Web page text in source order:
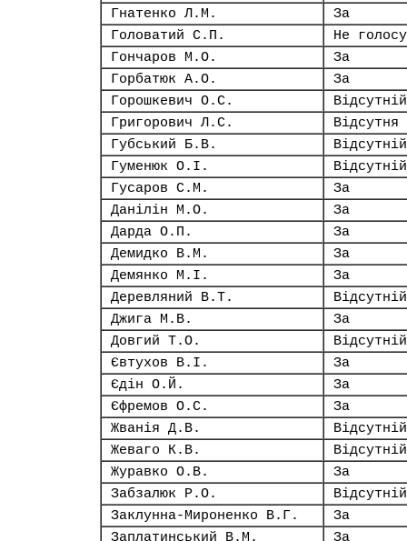
Гнатенко Л.М.
За
Головатий С.П.
Не
Гончаров М.О.
За
Горбатюк А.О.
За
Горошкевич О.С.
Відсутній
Григорович Л.С.
Відсутня
Губський Б.В.
Відсутній
Гуменюк О.І.
Відсутній
Гусаров С.М.
За
Данілін М.О.
За
Дарда О.П.
За
Демидко В.М.
За
Демянко М.І.
За
Деревляний В.Т.
Відсутній
Джига М.В.
За
Довгий Т.О.
Відсутній
Євтухов В.І.
За
Єдін О.Й.
За
Єфремов О.С.
За
Жванія Д.В.
Відсутній
Жеваго К.В.
Відсутній
Журавко О.В.
За
Забзалюк Р.О.
Відсутній
Заклунна-Мироненко В.Г.
За
Заплатинський В.М.
За